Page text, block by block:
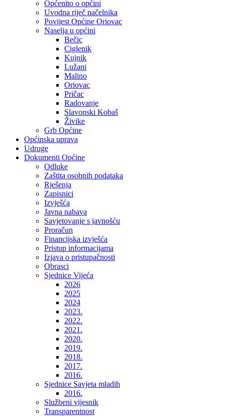
Općenito o općini
Uvodna riječ načelnika
Povijest Općine Oriovac
Naselja u općini
Bečic
Ciglenik
Kujnik
Lužani
Malino
Oriovac
Pričac
Radovanje
Slavonski Kobaš
Živike
Grb Općine
Općinska uprava
Udruge
Dokumenti Općine
Odluke
Zaštita osobnih podataka
Rješenja
Zapisnici
Izvješća
Javna nabava
Savjetovanje s javnošću
Proračun
Financijska izvješća
Pristup informacijama
Izjava o pristupačnosti
Obrasci
Sjednice Vijeća
2026
2025
2024
2023.
2022.
2021.
2020.
2019.
2018.
2017.
2016.
Sjednice Savjeta mladih
2016.
Službeni vijesnik
Transparentnost